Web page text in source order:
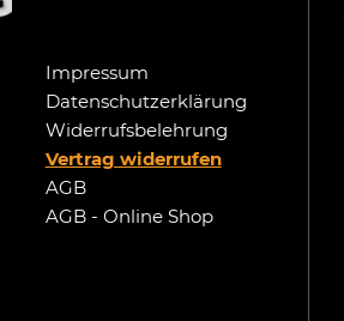
Impressum
Datenschutzerklärung
Widerrufsbelehrung
Vertrag widerrufen
AGB
AGB - Online Shop